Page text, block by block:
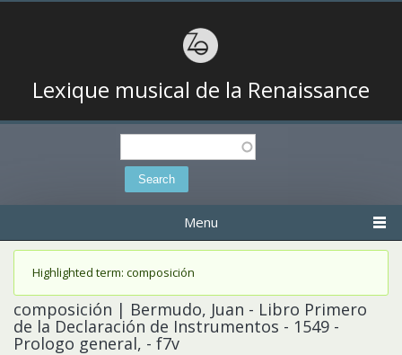
Lexique musical de la Renaissance
Search
Menu
Status message
Highlighted term: composición
composición | Bermudo, Juan - Libro Primero
de la Declaración de Instrumentos - 1549 -
Prologo general, - f7v